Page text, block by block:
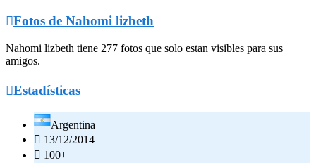
Fotos de Nahomi lizbeth
Nahomi lizbeth tiene 277 fotos que solo estan visibles para sus
amigos.
Estadísticas
Argentina
 13/12/2014
 100+